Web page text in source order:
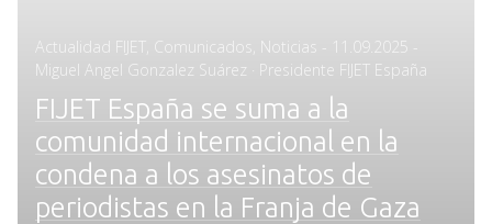
Actualidad FIJET Comunicados Noticias - Posted
on
11.09.2025 -
Miguel Angel Gonzalez Suárez · Presidente FIJET España
FIJET España se suma a la
comunidad internacional en la
condena a los asesinatos de
periodistas en la Franja de Gaza